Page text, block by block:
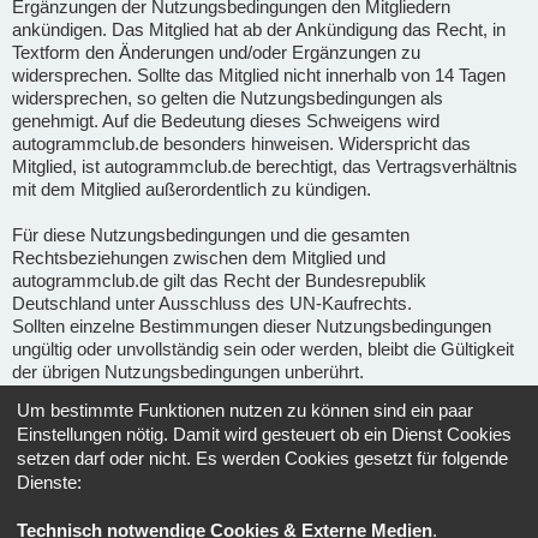
Ergänzungen der Nutzungsbedingungen den Mitgliedern
ankündigen. Das Mitglied hat ab der Ankündigung das Recht, in
Textform den Änderungen und/oder Ergänzungen zu
widersprechen. Sollte das Mitglied nicht innerhalb von 14 Tagen
widersprechen, so gelten die Nutzungsbedingungen als
genehmigt. Auf die Bedeutung dieses Schweigens wird
autogrammclub.de besonders hinweisen. Widerspricht das
Mitglied, ist autogrammclub.de berechtigt, das Vertragsverhältnis
mit dem Mitglied außerordentlich zu kündigen.
Für diese Nutzungsbedingungen und die gesamten
Rechtsbeziehungen zwischen dem Mitglied und
autogrammclub.de gilt das Recht der Bundesrepublik
Deutschland unter Ausschluss des UN-Kaufrechts.
Sollten einzelne Bestimmungen dieser Nutzungsbedingungen
ungültig oder unvollständig sein oder werden, bleibt die Gültigkeit
der übrigen Nutzungsbedingungen unberührt.
Gerichtsstand für alle im Zusammenhang mit Ape-fans
entstehenden Streitigkeiten ist, soweit gesetzlich zulässig, der
Sitz von Ape-fans.
sind in derDatenschutzerklärungenthalten.
Um bestimmte Funktionen nutzen zu können sind ein paar
Einstellungen nötig. Damit wird gesteuert ob ein Dienst Cookies
setzen darf oder nicht. Es werden Cookies gesetzt für folgende
Dienste:
Technisch notwendige Cookies & Externe Medien.